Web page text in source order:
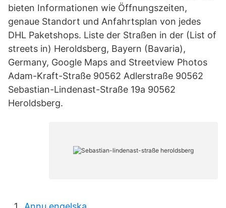
bieten Informationen wie Öffnungszeiten,
genaue Standort und Anfahrtsplan von jedes
DHL Paketshops. Liste der Straßen in der (List of
streets in) Heroldsberg, Bayern (Bavaria),
Germany, Google Maps and Streetview Photos
Adam-Kraft-Straße 90562 Adlerstraße 90562
Sebastian-Lindenast-Straße 19a 90562
Heroldsberg.